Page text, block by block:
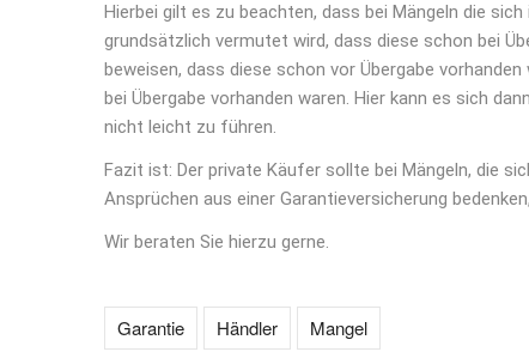
Hierbei gilt es zu beachten, dass bei Mängeln die
grundsätzlich vermutet wird, dass diese schon bei
beweisen, dass diese schon vor Übergabe
bei Übergabe vorhanden waren. Hier kann es sich
nicht leicht zu führen.
Fazit ist: Der private Käufer sollte bei Mängeln, die
Ansprüchen aus einer Garantieversicherung
Wir beraten Sie hierzu gerne.
Garantie Händler Mangel